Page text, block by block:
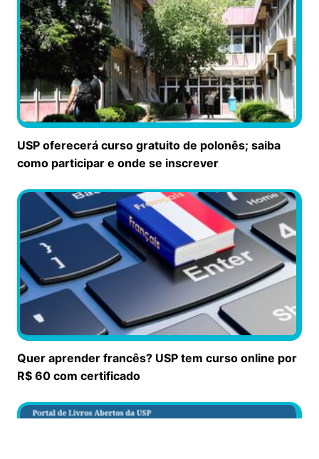
USP oferecerá curso gratuito de polonês; saiba
como participar e onde se inscrever
Quer aprender francês? USP tem curso online por
R$ 60 com certificado